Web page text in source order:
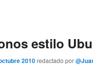
estilo
2010redactado por